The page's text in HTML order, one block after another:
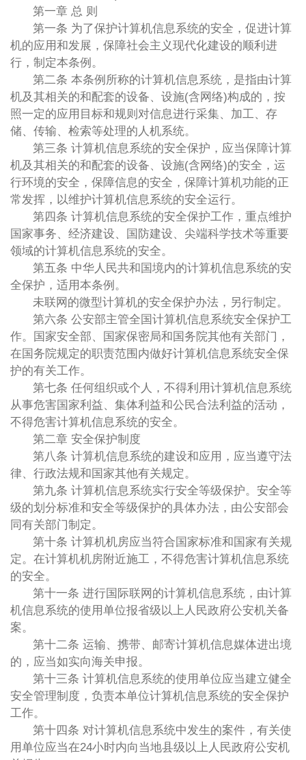
第一章 总 则
第一条 为了保护计算机信息系统的安全，促进计算
机的应用和发展，保障社会主义现代化建设的顺利进
行，制定本条例。
第二条 本条例所称的计算机信息系统，是指由计算
机及其相关的和配套的设备、设施(含网络)构成的，按
照一定的应用目标和规则对信息进行采集、加工、存
储、传输、检索等处理的人机系统。
第三条 计算机信息系统的安全保护，应当保障计算
机及其相关的和配套的设备、设施(含网络)的安全，运
行环境的安全，保障信息的安全，保障计算机功能的正
常发挥，以维护计算机信息系统的安全运行。
第四条 计算机信息系统的安全保护工作，重点维护
国家事务、经济建设、国防建设、尖端科学技术等重要
领域的计算机信息系统的安全。
第五条 中华人民共和国境内的计算机信息系统的安
全保护，适用本条例。
未联网的微型计算机的安全保护办法，另行制定。
第六条 公安部主管全国计算机信息系统安全保护工
作。国家安全部、国家保密局和国务院其他有关部门，
在国务院规定的职责范围内做好计算机信息系统安全保
护的有关工作。
第七条 任何组织或个人，不得利用计算机信息系统
从事危害国家利益、集体利益和公民合法利益的活动，
不得危害计算机信息系统的安全。
第二章 安全保护制度
第八条 计算机信息系统的建设和应用，应当遵守法
律、行政法规和国家其他有关规定。
第九条 计算机信息系统实行安全等级保护。安全等
级的划分标准和安全等级保护的具体办法，由公安部会
同有关部门制定。
第十条 计算机机房应当符合国家标准和国家有关规
定。在计算机机房附近施工，不得危害计算机信息系统
的安全。
第十一条 进行国际联网的计算机信息系统，由计算
机信息系统的使用单位报省级以上人民政府公安机关备
案。
第十二条 运输、携带、邮寄计算机信息媒体进出境
的，应当如实向海关申报。
第十三条 计算机信息系统的使用单位应当建立健全
安全管理制度，负责本单位计算机信息系统的安全保护
工作。
第十四条 对计算机信息系统中发生的案件，有关使
用单位应当在24小时内向当地县级以上人民政府公安机